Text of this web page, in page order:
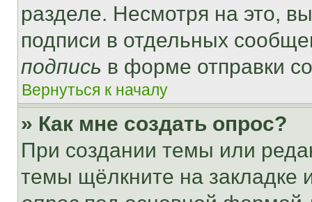
разделе. Несмотря на это,
подписи в отдельных
подпись в форме отправки
Вернуться к началу
» Как мне создать опрос?
При создании темы или
темы щёлкните на